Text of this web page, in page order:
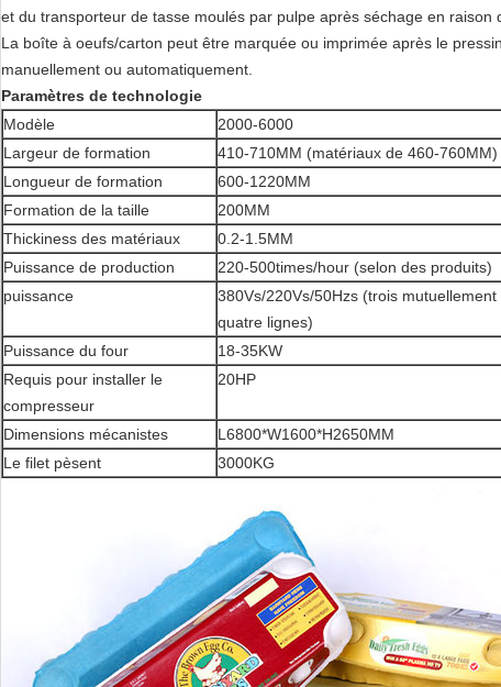
et du transporteur de tasse moulés par pulpe après séchage en raison
La boîte à oeufs/carton peut être marquée ou imprimée après le
manuellement ou automatiquement.
Paramètres de technologie
Modèle
2000-6000
Largeur de formation
410-710MM (matériaux de 460-760MM)
Longueur de formation
600-1220MM
Formation de la taille
200MM
Thickiness des matériaux
0.2-1.5MM
Puissance de production
220-500times/hour (selon des produits)
puissance
380Vs/220Vs/50Hzs (trois mutuellement
quatre lignes)
Puissance du four
18-35KW
Requis pour installer le
compresseur
20HP
Dimensions mécanistes
L6800*W1600*H2650MM
Le filet pèsent
3000KG